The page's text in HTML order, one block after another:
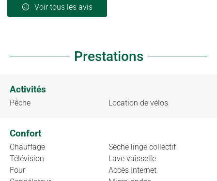
Voir tous les avis
Prestations
Activités
Pêche Location de vélos
Confort
Chauffage
Télévision
Four
Sèche linge collectif
Lave vaisselle
Accès Internet